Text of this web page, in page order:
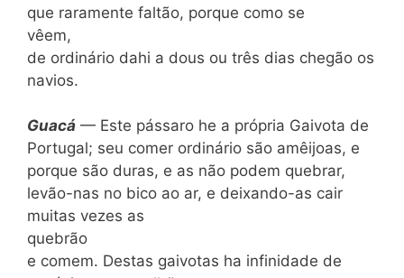
que raramente faltão, porque como se
vêem,
de ordinário dahi a dous ou três dias chegão os
navios.
Guacá — Este pássaro he a própria Gaivota de
Portugal; seu comer ordinário são amêijoas, e
porque são duras, e as não podem quebrar,
levão-nas no bico ao ar, e deixando-as cair
muitas vezes as
quebrão
e comem. Destas gaivotas ha infinidade de